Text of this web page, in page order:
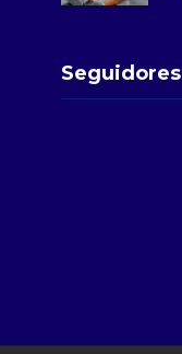
Seguidores